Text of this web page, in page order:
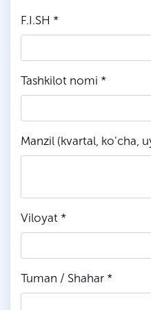
F.I.SH *
Tashkilot nomi *
Manzil (kvartal, ko'cha,
Viloyat *
Tuman / Shahar *